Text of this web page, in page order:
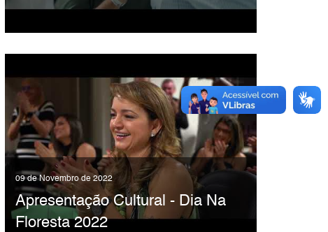
09 de Novembro de 2022
Apresentação Cultural - Dia Na
Floresta 2022